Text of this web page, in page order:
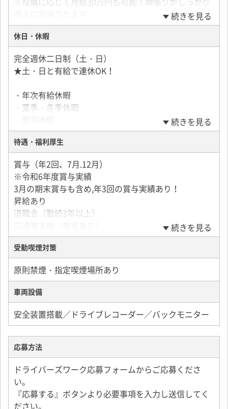
※試用期間（最長3ヶ月）も給与は変動なし
※残業代は全額支給します
安定した収入が得られるため、生活設計が立てやすい
環境です◎
続きを見る
休日・休暇
完全週休二日制（土・日）
★土・日と有給で連休OK！
・年次有給休暇
・夏季・冬季休暇
※年間を通してしっかり休みが取れるため、家族や自
分の予定も大切にできます。
続きを見る
待遇・福利厚生
賞与（年2回、7月.12月）
※令和6年度賞与実績
3月の期末賞与も含め,年3回の賞与実績あり！
昇給あり
退職金（勤続3年以上）
社会保険完備
時間外手当
運転手当(3万円)※規定あり
安全手当(1万円)※規定あり
職務精励手当(2万円)※規定あり
実務研修制度あり
バイク・車通勤OK
制服貸与
定期健康診断実施(会社全額負担)
ストレスチェック
定年65歳
【交通費内訳】
＜公共交通機関利用の場合＞
続きを見る
受動喫煙対策
原則禁煙・指定喫煙場所あり
車両設備
安全装置搭載／ドライブレコーダー／バックモニター
応募方法
ドライバーズワーク応募フォームからご応募くださ
い。
『応募する』ボタンより必要事項を入力し送信してく
ださい。